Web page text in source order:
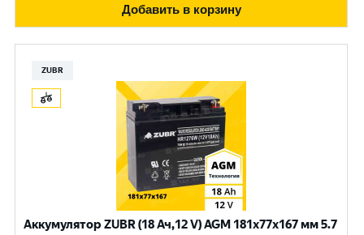
Добавить в корзину
ZUBR
Аккумулятор ZUBR (18 Ач,12 V) AGM 181x77x167 мм 5.7